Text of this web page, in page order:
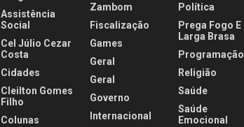
Assistência
Social
Cel Júlio Cezar
Costa
Cidades
Cleilton Gomes
Filho
Colunas
Zambom
Fiscalização
Games
Geral
Geral
Governo
Internacional
Política
Prega Fogo E
Larga Brasa
Programação
Religião
Saúde
Saúde
Emocional